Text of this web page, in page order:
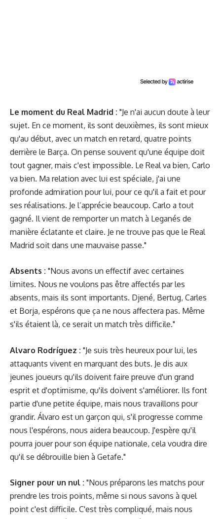
Le moment du Real Madrid : "Je n'ai aucun doute à leur
sujet. En ce moment, ils sont deuxièmes, ils sont mieux
qu'au début, avec un match en retard, quatre points
derrière le Barça. On pense souvent qu'une équipe doit
tout gagner, mais c'est impossible. Le Real va bien, Carlo
va bien. Ma relation avec lui est spéciale, j'ai une
profonde admiration pour lui, pour ce qu'il a fait et pour
ses réalisations. Je l’apprécie beaucoup. Carlo a tout
gagné. Il vient de remporter un match à Leganés de
manière éclatante et claire. Je ne trouve pas que le Real
Madrid soit dans une mauvaise passe."
Absents : "Nous avons un effectif avec certaines
limites. Nous ne voulons pas être affectés par les
absents, mais ils sont importants. Djené, Bertug, Carles
et Borja, espérons que ça ne nous affectera pas. Même
s'ils étaient là, ce serait un match très difficile."
Alvaro Rodríguez : "Je suis très heureux pour lui, les
attaquants vivent en marquant des buts. Je dis aux
jeunes joueurs qu'ils doivent faire preuve d'un grand
esprit et d'optimisme, qu'ils doivent s'améliorer. Ils font
partie d'une petite équipe, mais nous travaillons pour
grandir. Álvaro est un garçon qui, s'il progresse comme
nous l'espérons, nous aidera beaucoup. J'espère qu'il
pourra jouer pour son équipe nationale, cela voudra dire
qu'il se débrouille bien à Getafe."
Signer pour un nul : "Nous préparons les matchs pour
prendre les trois points, même si nous savons à quel
point c'est difficile. C'est très compliqué, mais nous